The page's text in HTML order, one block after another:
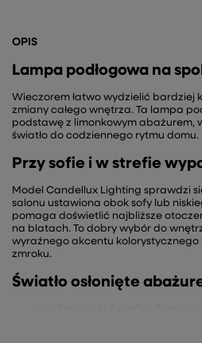
OPIS
Lampa podłogowa na
Wieczorem łatwo wydzielić bardziej
zmiany całego wnętrza. Ta lampa
podstawę z limonkowym abażurem,
światło do codziennego rytmu domu.
Przy sofie i w strefie
Model Candellux Lighting sprawdzi
salonu ustawiona obok sofy lub
pomaga doświetlić najbliższe
na blatach. To dobry wybór do
wyraźnego akcentu kolorystycznego
zmroku.
Światło osłonięte